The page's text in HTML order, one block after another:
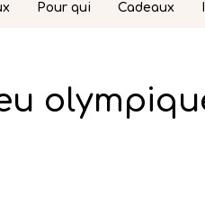
Pour qui Cadeaux